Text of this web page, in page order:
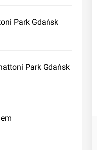
Park Gdańsk
Park Gdańsk